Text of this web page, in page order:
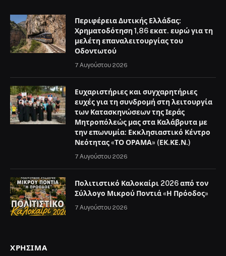
Περιφέρεια Δυτικής Ελλάδας:
Χρηματοδότηση 1,86 εκατ. ευρώ για τη
μελέτη επαναλειτουργίας του
Οδοντωτού
7 Αυγούστου 2026
Ευχαριστήριες και συγχαρητήριες
ευχές για τη συνδρομή στη λειτουργία
των Κατασκηνώσεων της Ιεράς
Μητροπόλεώς μας στα Καλάβρυτα με
την επωνυμία: Εκκλησιαστικό Κέντρο
Νεότητας «ΤΟ ΟΡΑΜΑ» (ΕΚ.ΚΕ.Ν.)
7 Αυγούστου 2026
Πολιτιστικό Καλοκαίρι 2026 από τον
Σύλλογο Μικρού Ποντιά «Η Πρόοδος»
7 Αυγούστου 2026
ΧΡΉΣΙΜΑ